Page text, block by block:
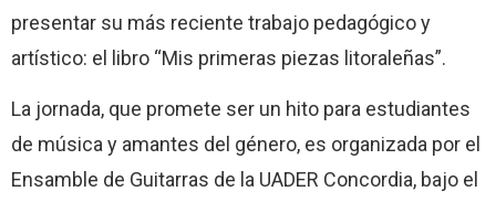
presentar su más reciente trabajo pedagógico y
artístico: el libro “Mis primeras piezas litoraleñas”.
La jornada, que promete ser un hito para estudiantes
de música y amantes del género, es organizada por el
Ensamble de Guitarras de la UADER Concordia, bajo el